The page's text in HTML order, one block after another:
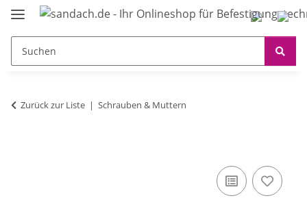
Zurück zur Liste Schrauben & Muttern